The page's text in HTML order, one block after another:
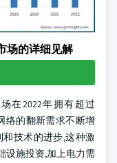
场的详细见解
在2022年拥有超过
络的翻新需求不断增
技术的进步,这种激
设施投资,加上电力需